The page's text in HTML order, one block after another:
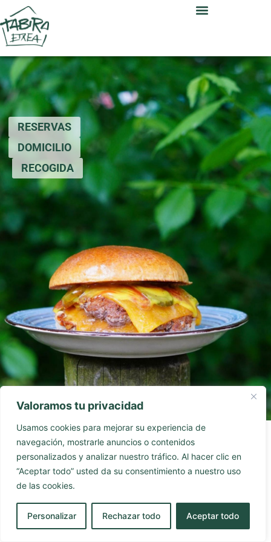
Valoramos tu privacidad
Usamos cookies para mejorar su experiencia de
navegación, mostrarle anuncios o contenidos
personalizados y analizar nuestro tráfico. Al hacer clic en
“Aceptar todo” usted da su consentimiento a nuestro uso
de las cookies.
Personalizar Rechazar todo Aceptar todo
RESERVAS
DOMICILIO
RECOGIDA
Accesibilidad Aviso Legal Políticas de Cookies
Diseño web realizado por RK Informatika